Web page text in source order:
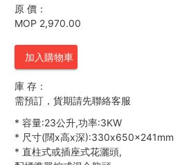
原 價：
MOP 2,970.00
加入購物車
庫 存：
需預訂，貨期請先聯絡客服
* 容量:23公升,功率:3KW
* 尺寸(闊x高x深):330x650x241mm
* 直柱式或插座式花灑頭,